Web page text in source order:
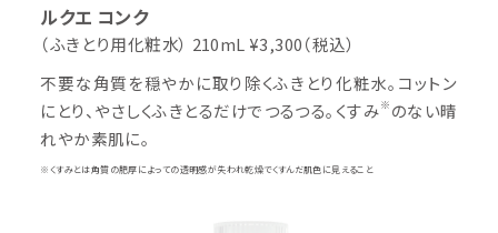
ルクエ コンク
（ふきとり用化粧水） 210mL ¥3,300（税込）
不要な角質を穏やかに取り除くふきとり化粧水。コットン
にとり、やさしくふきとるだけでつるつる。くすみ※ のない晴
れやか素肌に。
※くすみとは角質の肥厚によっての透明感が失われ乾燥でくすんだ肌色に見えること